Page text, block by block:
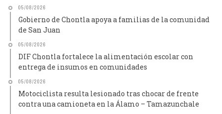
05/08/2026
Gobierno de Chontla apoya a familias de la comunidad
de San Juan
05/08/2026
DIF Chontla fortalece la alimentación escolar con
entrega de insumos en comunidades
05/08/2026
Motociclista resulta lesionado tras chocar de frente
contra una camioneta en la Álamo – Tamazunchale